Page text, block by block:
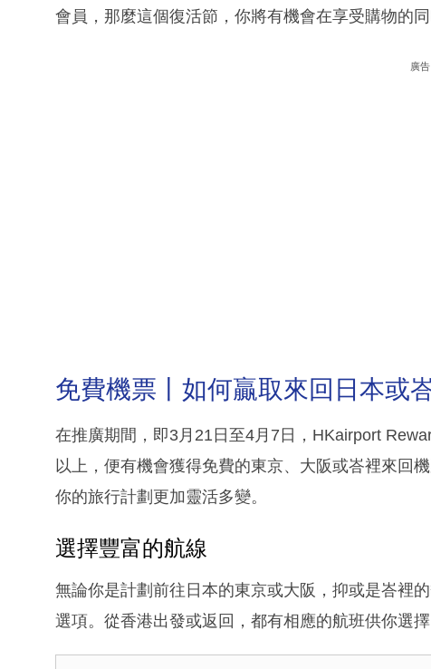
會員，那麼這個復活節，你將有機會在享受購物的
廣告
免費機票丨如何贏取來回日本或
在推廣期間，即3月21日至4月7日，HKairport
以上，便有機會獲得免費的東京、大阪或峇裡來回
你的旅行計劃更加靈活多變。
選擇豐富的航線
無論你是計劃前往日本的東京或大阪，抑或是峇裡
選項。從香港出發或返回，都有相應的航班供你選擇